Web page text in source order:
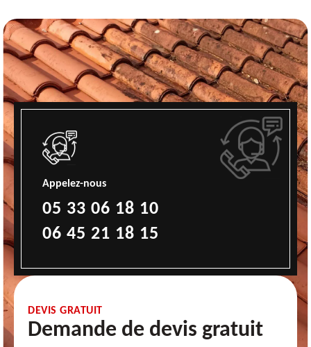
Appelez-nous
05 33 06 18 10
06 45 21 18 15
DEVIS GRATUIT
Demande de devis gratuit